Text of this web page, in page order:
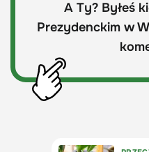
A Ty? Byłeś
Prezydenckim w